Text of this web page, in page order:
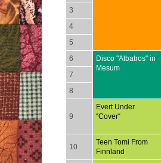
3
4
5
6
Disco "Albatros" in
Mesum
7
8
9
Evert Under
“Cover“
10
Teen Tomi From
Finnland